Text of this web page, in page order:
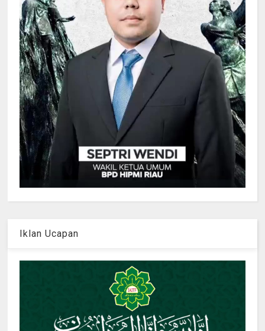
Iklan Ucapan